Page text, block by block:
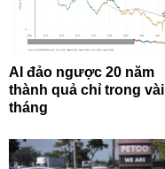
AI đảo ngược 20 năm
thành quả chỉ trong vài
tháng